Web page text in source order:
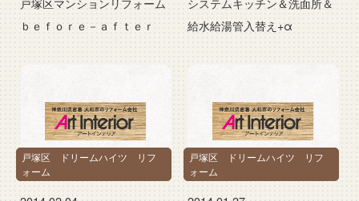
ｂｅｆｏｒｅ－ａｆｔｅｒ
給水給湯管入替え+α
戸塚区 ドリームハイツ リフ
ォーム
戸塚区 ドリームハイツ リフ
ォーム